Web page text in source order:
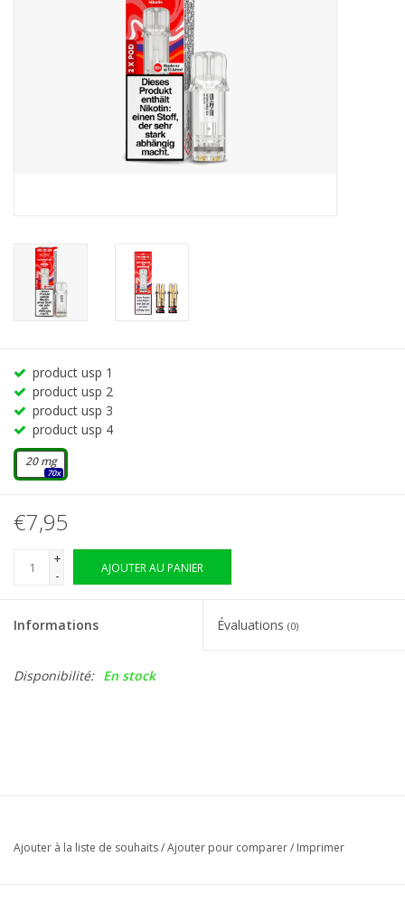
product usp 1
product usp 2
product usp 3
product usp 4
20 mg
70x
€7,95
+
-
AJOUTER AU PANIER
Informations Évaluations (0)
Disponibilité: En stock
Ajouter à la liste de souhaits/Ajouter pour comparer/ Imprimer